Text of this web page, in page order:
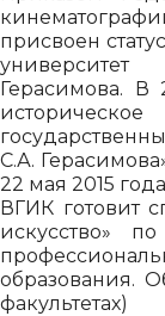
присвоен
Герасимова. В
С.А.
22 мая 2015
ВГИК готовит
искусство»
образования.